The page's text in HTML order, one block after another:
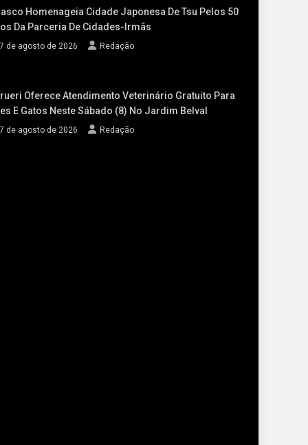
Homenageia Cidade Japonesa De Tsu Pelos 50
Da Parceria De Cidades-Irmãs
de agosto de 2026 Redação
Oferece Atendimento Veterinário Gratuito Para
E Gatos Neste Sábado (8) No Jardim Belval
de agosto de 2026 Redação